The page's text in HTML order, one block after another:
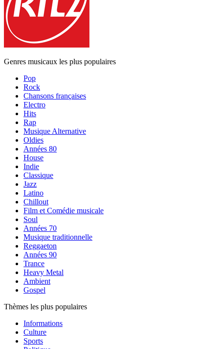
Genres musicaux les plus populaires
Pop
Rock
Chansons françaises
Electro
Hits
Rap
Musique Alternative
Oldies
Années 80
House
Indie
Classique
Jazz
Latino
Chillout
Film et Comédie musicale
Soul
Années 70
Musique traditionnelle
Reggaeton
Années 90
Trance
Heavy Metal
Ambient
Gospel
Thèmes les plus populaires
Informations
Culture
Sports